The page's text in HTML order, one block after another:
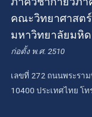
คณะวิทยาศาสตร์
มหาวิทยาลัยมหิ
ก่อตั้ง พ.ศ. 2510
เลขที่ 272 ถนนพระรา
10400 ประเทศไทย โท